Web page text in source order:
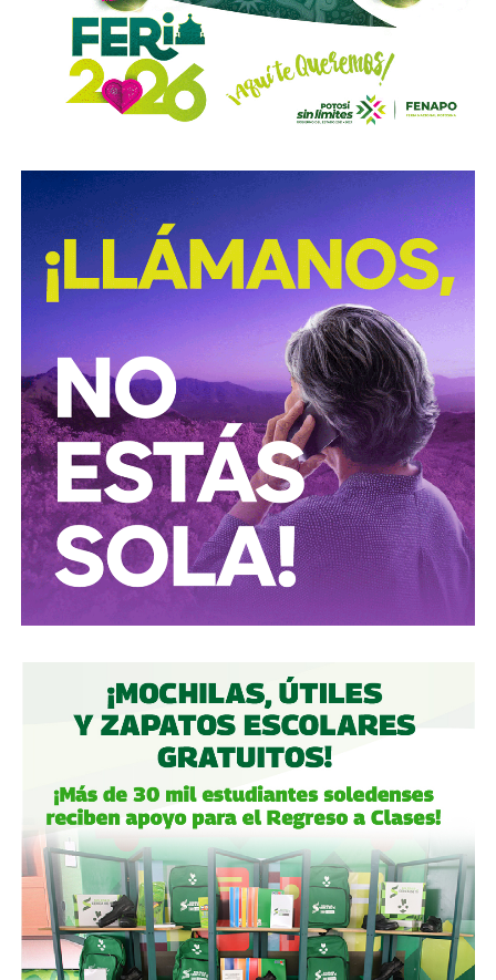
David Martínez es apodado coloquialmente como “El
Fantasma de Wall Street
”, y ha adquirido un poder
inmenso en Latinoamérica, especialmente en Argentina,
donde ha servido como negociador para la deuda nacional
y en 2017, fue considerado por Forbes como el hombre
más rico de dicho país. El regiomontano tiene un historial
documentado de tomar control de empresas en
dificultades financieras a partir de deuda: lo hizo con la
textilera CYDSA en los años 90, con la vidriera Vitro entre
2009 y 2012, y con las ya mencionadas Empresas ICA
desde 2016.
Algo similar realizó en 2020 con
Grupo Aeroportuario
del Centro Norte(OMA), el operador de, entre otros, el
Fintech compró primero acciones especiales que
garantizaban el control de la aeroportuaria y luego
concretó una oferta pública con la que en julio de 2021,
alcanzó el 30.1% de participación económica, suficiente
para mantener el control hasta que lo vendieron a la
francesa Vinci Airports en 2022 (El Economista, dic. 2020
y jul. 2021; Folleto Informativo Definitivo, Bolsa Mexicana
de Valores, may. 2021).
Si bien todos estos empresarios se han aliado en otras
ocasiones (en 2017 ganaron la licitación para construir
el ahora cancelado Aeropuerto de Texcoco),cuando